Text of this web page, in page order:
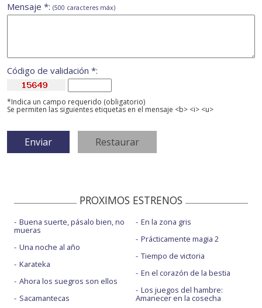
Mensaje *: (500 caracteres máx)
Código de validación *:
*Indica un campo requerido (obligatorio)
Se permiten las siguientes etiquetas en el mensaje <b> <i> <u>
PROXIMOS ESTRENOS
Buena suerte, pásalo bien, no
mueras
Una noche al año
Karateka
Ahora los suegros son ellos
Sacamantecas
En la zona gris
Prácticamente magia 2
Tiempo de victoria
En el corazón de la bestia
Los juegos del hambre:
Amanecer en la cosecha